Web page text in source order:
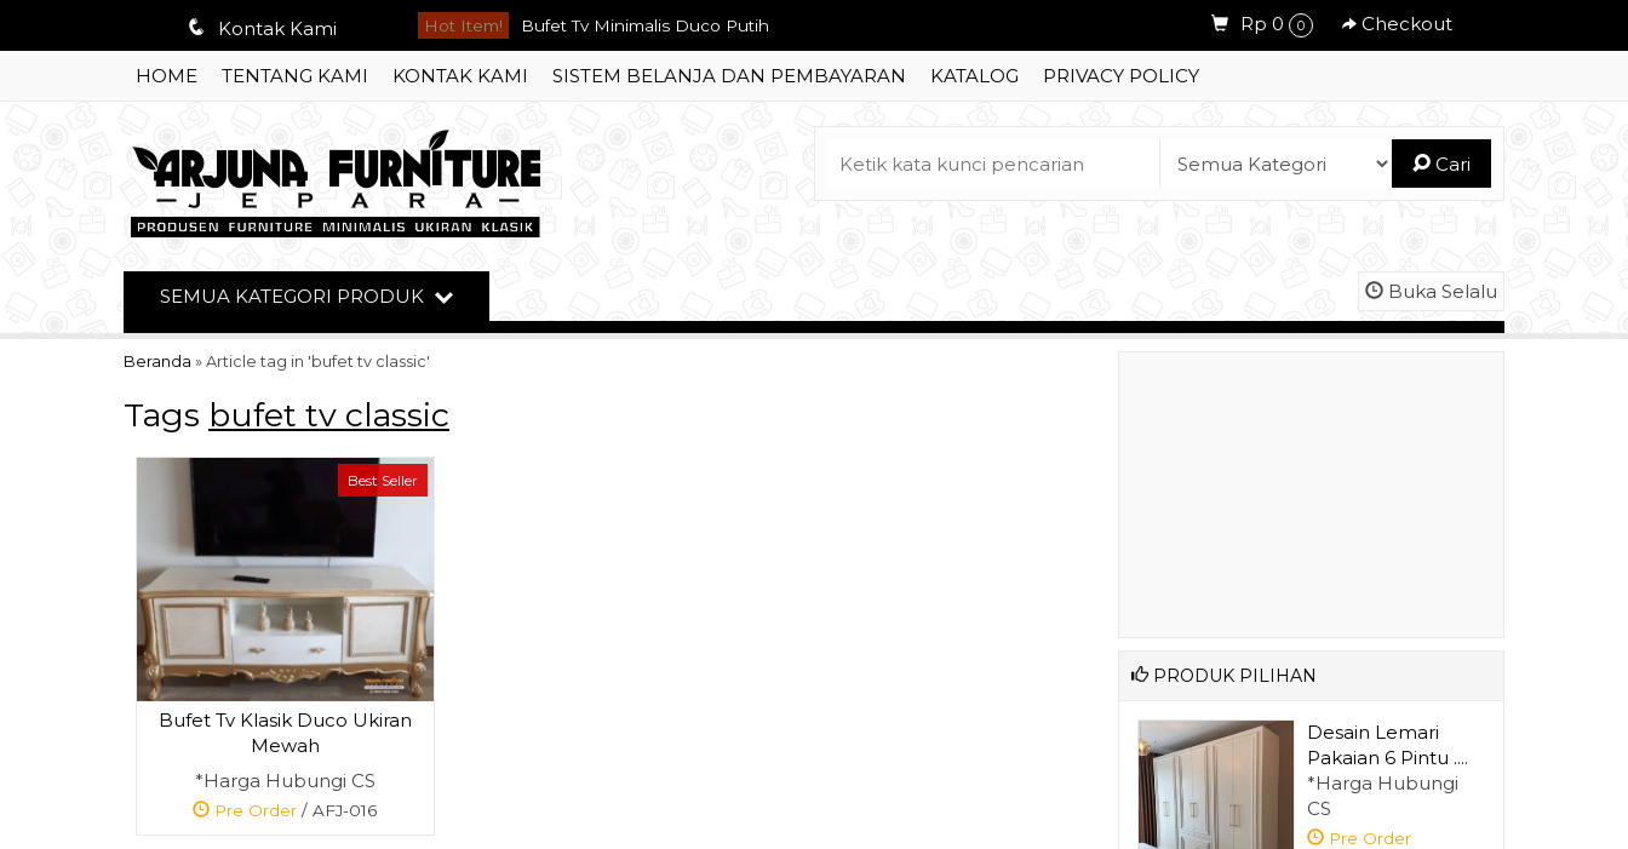
q Kontak Kami Hot Item! Bufet Tv Minimalis Duco Putih
Bufet Meja Tv Bombai Jati Ukir
Sofa Tamu Ukir Klasik Model Turki
Lemari Pakaian Klasik 4 Pintu Ukir Gaya Eropa
Tempat Tidur Klasik Minimalis Mewah
Rp 0 0 Checkout
HOME TENTANG KAMI KONTAK KAMI SISTEM BELANJA DAN PEMBAYARAN KATALOG PRIVACY POLICY
Cari
Buka Selalu
SEMUA KATEGORI PRODUK
Beranda » Article tag in 'bufet tv classic'
Tags bufet tv classic
Best Seller
Bufet Tv Klasik Duco Ukiran
Mewah
*Harga Hubungi CS
Pre Order / AFJ-016
PRODUK PILIHAN
Bufet Meja Tv
Putih Minimalis ....
*Harga Hubungi
CS
Desain Lemari
Pakaian 6 Pintu ....
*Harga Hubungi
CS
Pre Order